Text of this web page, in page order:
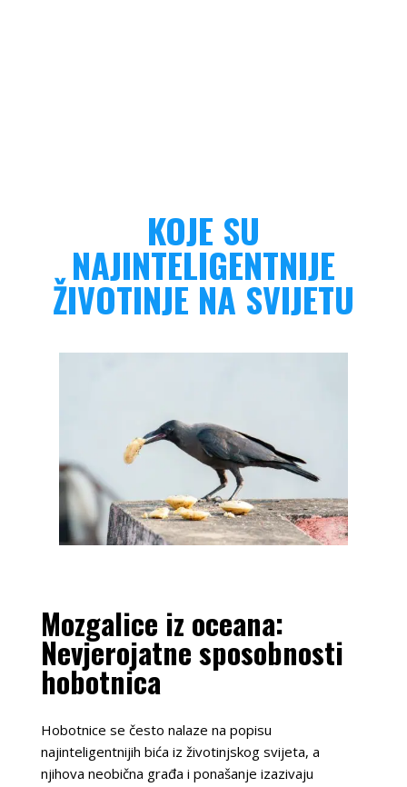
KOJE SU
NAJINTELIGENTNIJE
ŽIVOTINJE NA SVIJETU
Mozgalice iz oceana:
Nevjerojatne sposobnosti
hobotnica
Hobotnice se često nalaze na popisu
najinteligentnijih bića iz životinjskog svijeta, a
njihova neobična građa i ponašanje izazivaju